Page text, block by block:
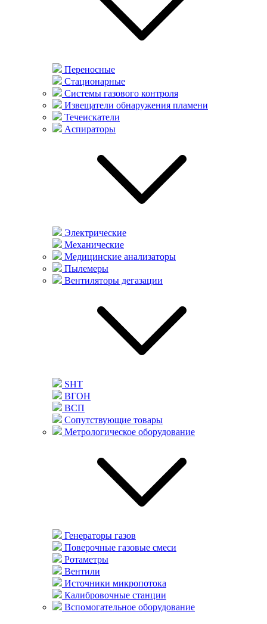
Переносные
Стационарные
Системы газового контроля
Извещатели обнаружения пламени
Течеискатели
Аспираторы
Электрические
Механические
Медицинские анализаторы
Пылемеры
Вентиляторы дегазации
SHT
ВГОН
ВСП
Сопутствующие товары
Метрологическое оборудование
Генераторы газов
Поверочные газовые смеси
Ротаметры
Вентили
Источники микропотока
Калибровочные станции
Вспомогательное оборудование